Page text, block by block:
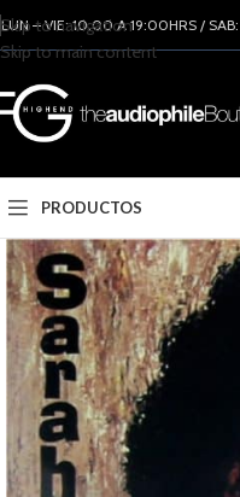
Skip to navigation
Skip to main content
LUN – VIE: 10:00 A 19:00HRS /
PRODUCTOS